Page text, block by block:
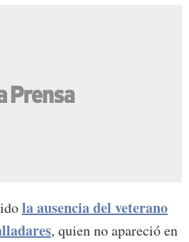
la ausencia del veterano
, quien no apareció en